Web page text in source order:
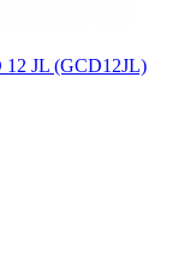
12 JL (GCD12JL)